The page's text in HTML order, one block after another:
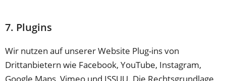
7. Plugins
Wir nutzen auf unserer Website Plug-ins von
Drittanbietern wie Facebook, YouTube, Instagram,